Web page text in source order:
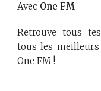
Avec One FM
Retrouve tous
tous les
One FM !